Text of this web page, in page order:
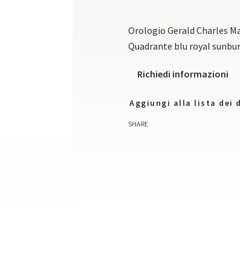
Orologio Gerald Charles
Quadrante blu royal
Richiedi informazioni
Aggiungi alla lista dei
SHARE